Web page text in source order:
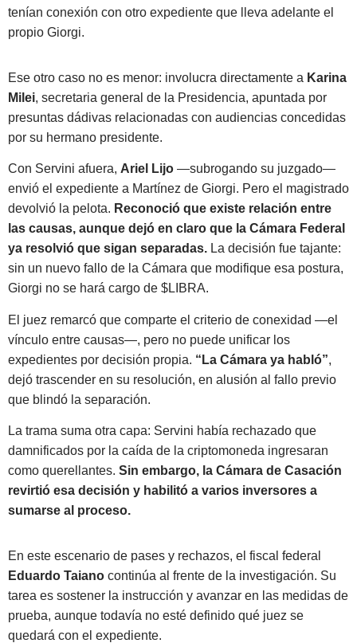
tenían conexión con otro expediente que lleva adelante el
propio Giorgi.
Ese otro caso no es menor: involucra directamente a Karina
Milei, secretaria general de la Presidencia, apuntada por
presuntas dádivas relacionadas con audiencias concedidas
por su hermano presidente.
Con Servini afuera, Ariel Lijo —subrogando su juzgado—
envió el expediente a Martínez de Giorgi. Pero el magistrado
devolvió la pelota. Reconoció que existe relación entre
las causas, aunque dejó en claro que la Cámara Federal
ya resolvió que sigan separadas. La decisión fue tajante:
sin un nuevo fallo de la Cámara que modifique esa postura,
Giorgi no se hará cargo de $LIBRA.
El juez remarcó que comparte el criterio de conexidad —el
vínculo entre causas—, pero no puede unificar los
expedientes por decisión propia. “La Cámara ya habló”,
dejó trascender en su resolución, en alusión al fallo previo
que blindó la separación.
La trama suma otra capa: Servini había rechazado que
damnificados por la caída de la criptomoneda ingresaran
como querellantes. Sin embargo, la Cámara de Casación
revirtió esa decisión y habilitó a varios inversores a
sumarse al proceso.
En este escenario de pases y rechazos, el fiscal federal
Eduardo Taiano continúa al frente de la investigación. Su
tarea es sostener la instrucción y avanzar en las medidas de
prueba, aunque todavía no esté definido qué juez se
quedará con el expediente.